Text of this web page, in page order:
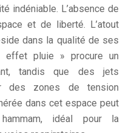
indéniable. L’absence de
et de liberté. L’atout
dans la qualité de ses
effet pluie » procure un
tandis que des jets
des zones de tension
dans cet espace peut
idéal pour la